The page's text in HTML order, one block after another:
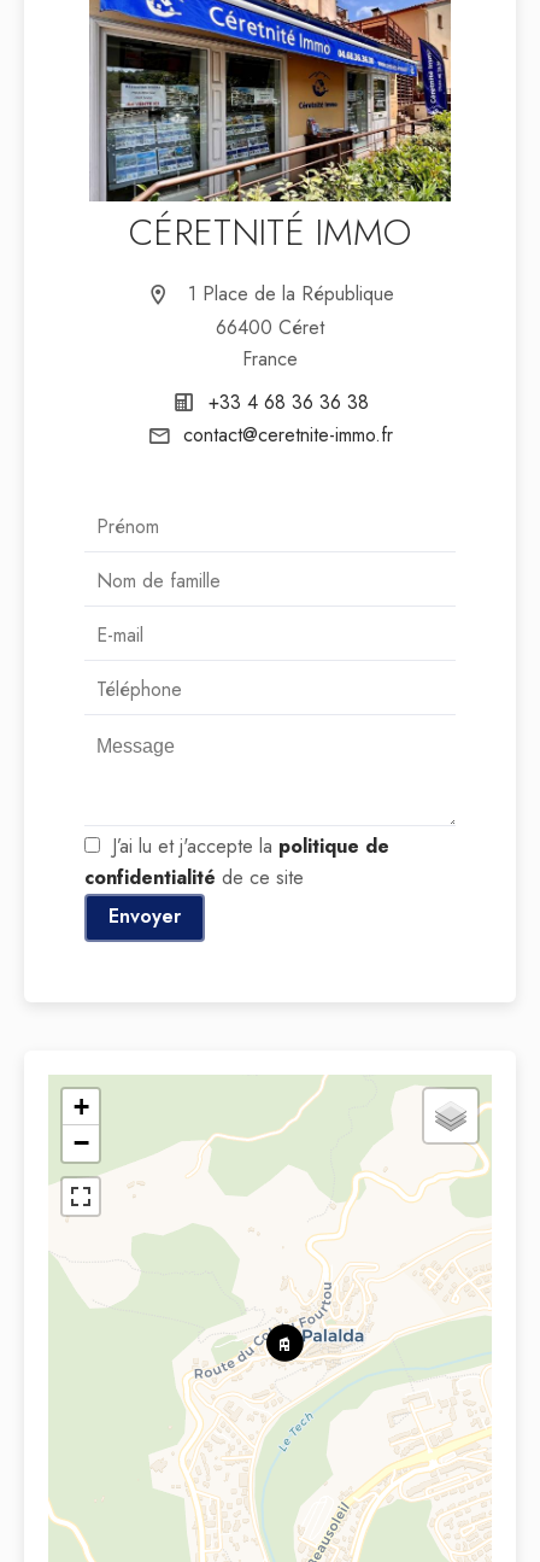
CÉRETNITÉ IMMO
1 Place de la République
66400 Céret
France
+33 4 68 36 36 38
contact@ceretnite-immo.fr
J’ai lu et j'accepte la politique de
confidentialité de ce site
Envoyer
+
−